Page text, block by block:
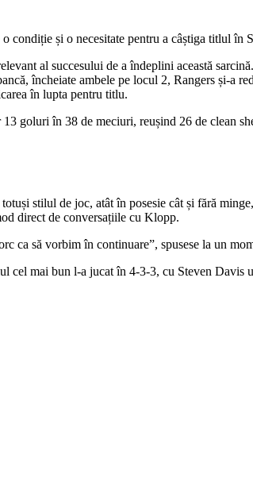
condiție și o necesitate pentru a câștiga titlul în
al succesului de a îndeplini această
încheiate ambele pe locul 2, Rangers și-a
în lupta pentru titlu.
goluri în 38 de meciuri, reușind 26 de clean
stilul de joc, atât în posesie cât și fără
direct de conversațiile cu Klopp.
ca să vorbim în continuare”, spusese la un
cel mai bun l-a jucat în 4-3-3, cu Steven